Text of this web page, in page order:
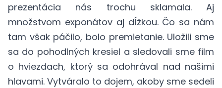
prezentácia nás trochu sklamala. Aj
množstvom exponátov aj dĺžkou. Čo sa nám
tam však páčilo, bolo premietanie. Uložili sme
sa do pohodlných kresiel a sledovali sme film
o hviezdach, ktorý sa odohrával nad našimi
hlavami. Vytváralo to dojem, akoby sme sedeli